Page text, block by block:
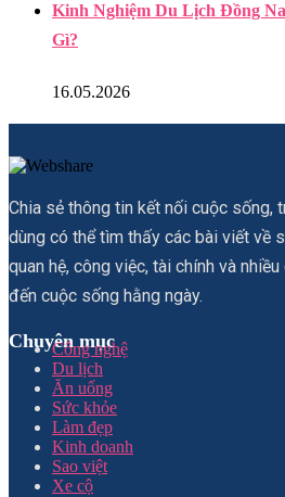
Kinh Nghiệm Du Lịch Đồng
Gì?
16.05.2026
Chia sẻ thông tin kết nối cuộc sống,
dùng có thể tìm thấy các bài viết về
quan hệ, công việc, tài chính và
đến cuộc sống hằng ngày.
Chuyên mục
Công nghệ
Du lịch
Ăn uống
Sức khỏe
Làm đẹp
Kinh doanh
Sao việt
Xe cộ